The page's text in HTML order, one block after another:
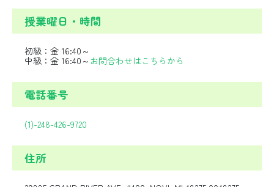
授業曜日・時間
初級：金 16:40～
中級：金 16:40～ お問合わせはこちらから
電話番号
(1)-248-426-9720
住所